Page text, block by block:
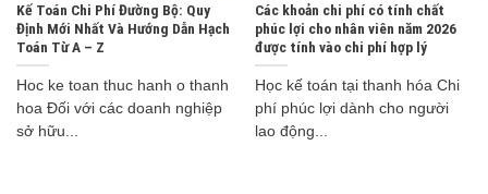
Kế Toán Chi Phí Đường Bộ: Quy
Định Mới Nhất Và Hướng Dẫn Hạch
Toán Từ A – Z
Hoc ke toan thuc hanh o thanh
hoa Đối với các doanh nghiệp
sở hữu...
Các khoản chi phí có tính chất
phúc lợi cho nhân viên năm 2026
được tính vào chi phí hợp lý
Học kế toán tại thanh hóa Chi
phí phúc lợi dành cho người
lao động...